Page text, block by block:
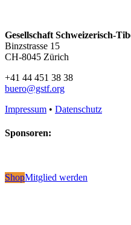
Gesellschaft Schweizerisch-
Binzstrasse 15
CH-8045 Zürich
+41 44 451 38 38
buero@gstf.org
Impressum • Datenschutz
Sponsoren:
ShopMitglied werden